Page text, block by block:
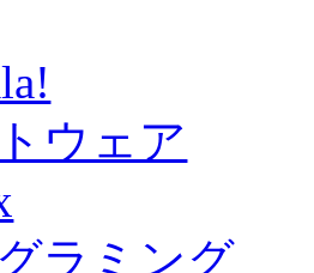
ウェア
ラミング